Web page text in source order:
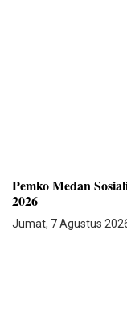
Pemko Medan
2026
Jumat, 7 Agustus